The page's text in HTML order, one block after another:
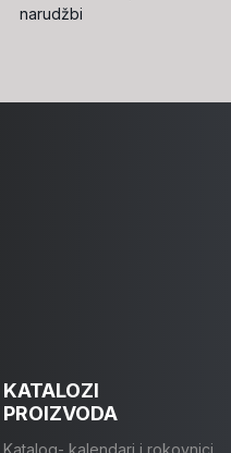
narudžbi
KATALOZI
PROIZVODA
Katalog- kalendari i rokovnici